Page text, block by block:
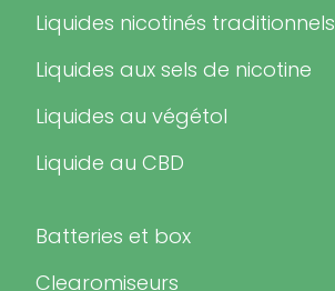
Liquides nicotinés traditionnels
Liquides aux sels de nicotine
Liquides au végétol
Liquide au CBD
Batteries et box
Clearomiseurs